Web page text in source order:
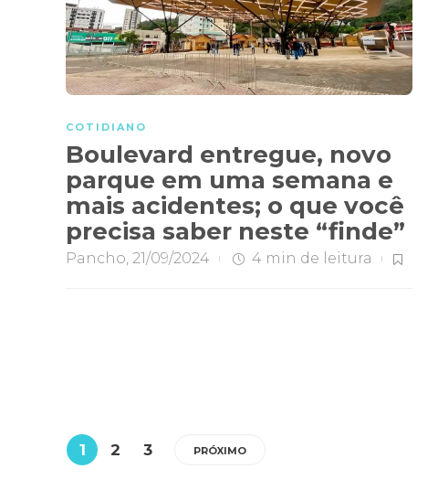
COTIDIANO
Boulevard entregue, novo
parque em uma semana e
mais acidentes; o que você
precisa saber neste “finde”
Pancho, 21/09/2024 4 min de leitura
1 2 3 PRÓXIMO